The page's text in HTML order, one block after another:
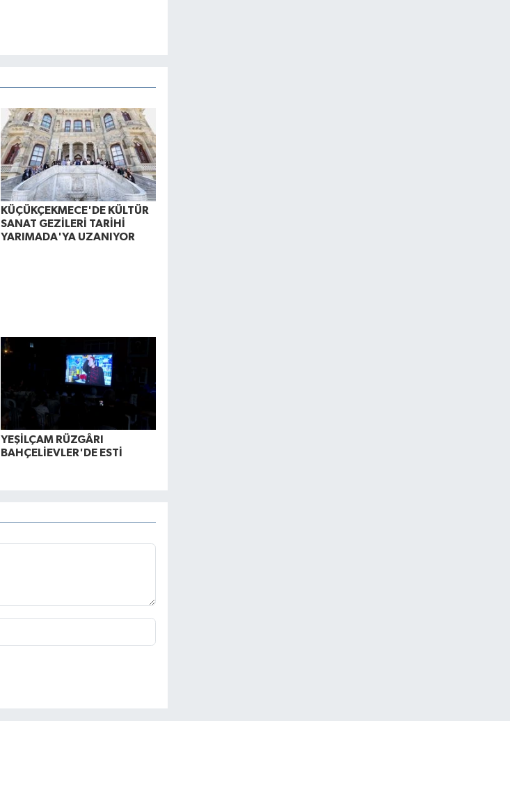
KÜÇÜKÇEKMECE'DE KÜLTÜR
SANAT GEZİLERİ TARİHİ
YARIMADA'YA UZANIYOR
YEŞİLÇAM RÜZGÂRI
BAHÇELİEVLER'DE ESTİ